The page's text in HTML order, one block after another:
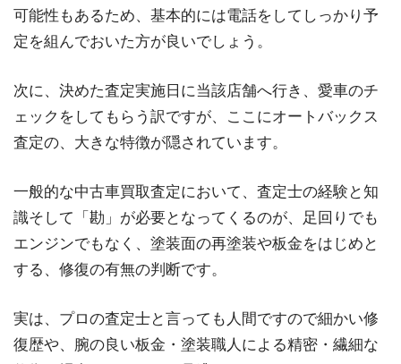
可能性もあるため、基本的には電話をしてしっかり予
定を組んでおいた方が良いでしょう。
次に、決めた査定実施日に当該店舗へ行き、愛車のチ
ェックをしてもらう訳ですが、ここにオートバックス
査定の、大きな特徴が隠されています。
一般的な中古車買取査定において、査定士の経験と知
識そして「勘」が必要となってくるのが、足回りでも
エンジンでもなく、塗装面の再塗装や板金をはじめと
する、修復の有無の判断です。
実は、プロの査定士と言っても人間ですので細かい修
復歴や、腕の良い板金・塗装職人による精密・繊細な